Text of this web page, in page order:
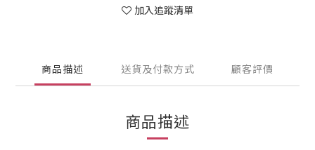
加入追蹤清單
商品描述 送貨及付款方式 顧客評價
商品描述